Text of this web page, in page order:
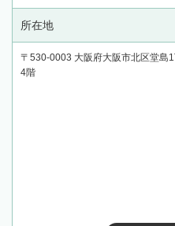
所在地
〒530-0003 大阪府大阪市北区堂島
4階